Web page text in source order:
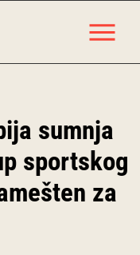
sumnja
sportskog
za